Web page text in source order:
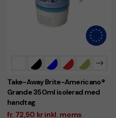
Take-Away Brite-Americano®
Grande 350ml isolerad med
handtag
fr. 72,50 kr inkl. moms